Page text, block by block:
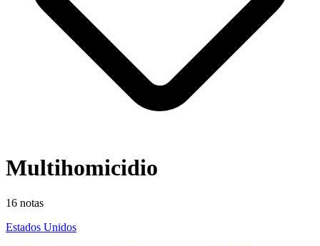
Multihomicidio
16 notas
Estados Unidos